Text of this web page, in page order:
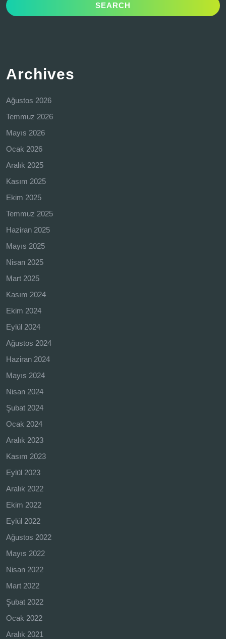
Archives
Ağustos 2026
Temmuz 2026
Mayıs 2026
Ocak 2026
Aralık 2025
Kasım 2025
Ekim 2025
Temmuz 2025
Haziran 2025
Mayıs 2025
Nisan 2025
Mart 2025
Kasım 2024
Ekim 2024
Eylül 2024
Ağustos 2024
Haziran 2024
Mayıs 2024
Nisan 2024
Şubat 2024
Ocak 2024
Aralık 2023
Kasım 2023
Eylül 2023
Aralık 2022
Ekim 2022
Eylül 2022
Ağustos 2022
Mayıs 2022
Nisan 2022
Mart 2022
Şubat 2022
Ocak 2022
Aralık 2021